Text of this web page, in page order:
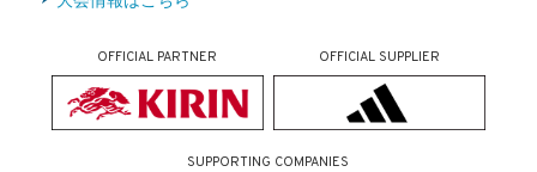
OFFICIAL PARTNER OFFICIAL SUPPLIER
SUPPORTING COMPANIES